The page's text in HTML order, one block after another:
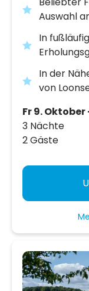
Auswahl
In
In der
von
Fr 9. Oktober
3 Nächte
2 Gäste